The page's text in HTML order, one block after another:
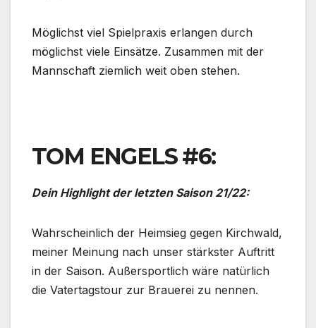
Möglichst viel Spielpraxis erlangen durch
möglichst viele Einsätze. Zusammen mit der
Mannschaft ziemlich weit oben stehen.
TOM ENGELS #6:
Dein Highlight der letzten Saison 21/22:
Wahrscheinlich der Heimsieg gegen Kirchwald,
meiner Meinung nach unser stärkster Auftritt
in der Saison. Außersportlich wäre natürlich
die Vatertagstour zur Brauerei zu nennen.